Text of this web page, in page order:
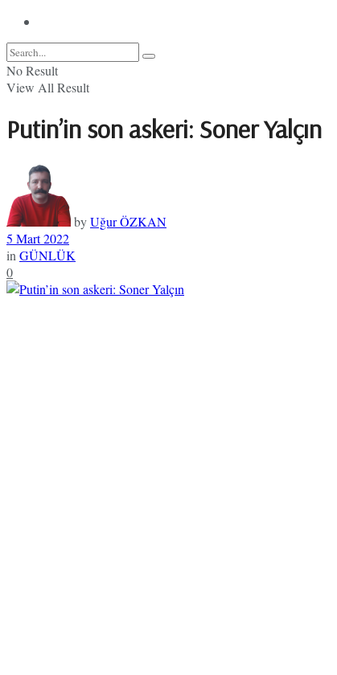
No Result
View All Result
Putin’in son askeri: Soner Yalçın
byUğur ÖZKAN
5 Mart 2022
in GÜNLÜK
0